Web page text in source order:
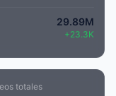
29.89M
+23.3K
totales